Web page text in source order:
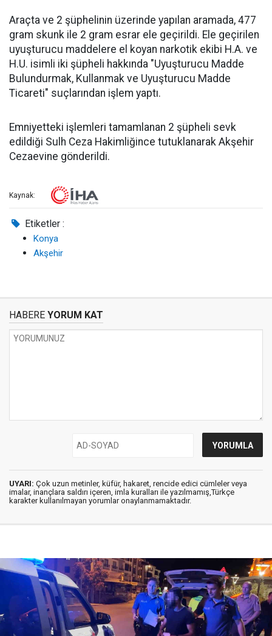
Araçta ve 2 şüphelinin üzerinde yapılan aramada, 477
gram skunk ile 2 gram esrar ele geçirildi. Ele geçirilen
uyuşturucu maddelere el koyan narkotik ekibi H.A. ve
H.U. isimli iki şüpheli hakkında "Uyuşturucu Madde
Bulundurmak, Kullanmak ve Uyuşturucu Madde
Ticareti" suçlarından işlem yaptı.
Emniyetteki işlemleri tamamlanan 2 şüpheli sevk
edildiği Sulh Ceza Hakimliğince tutuklanarak Akşehir
Cezaevine gönderildi.
Kaynak:
Etiketler :
Konya
Akşehir
HABERE YORUM KAT
UYARI: Çok uzun metinler, küfür, hakaret, rencide edici cümleler veya
imalar, inançlara saldırı içeren, imla kuralları ile yazılmamış,Türkçe
karakter kullanılmayan yorumlar onaylanmamaktadır.